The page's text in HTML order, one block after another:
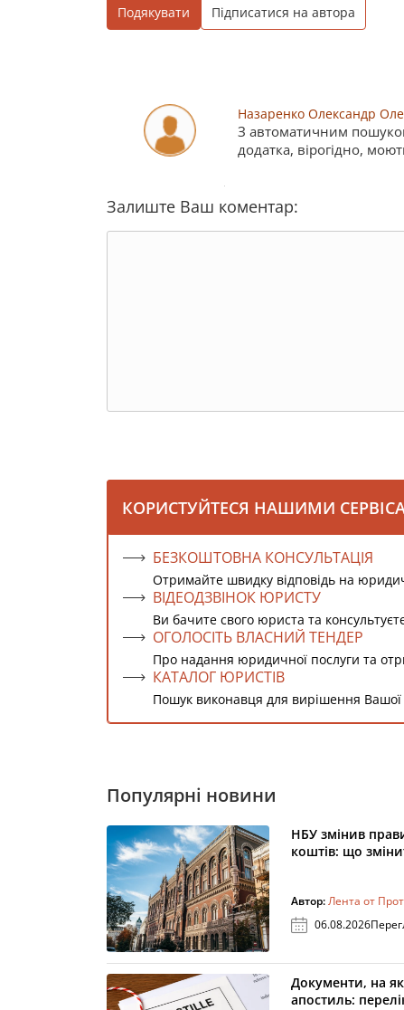
Подякувати Підписатися на автора
Назаренко Олександр
З автоматичним
додатка, вірогідно,
Залиште Ваш коментар:
КОРИСТУЙТЕСЯ НАШИМИ
БЕЗКОШТОВНА КОНСУЛЬТАЦІЯ
Отримайте швидку відповідь на
ВІДЕОДЗВІНОК ЮРИСТУ
Ви бачите свого юриста та
ОГОЛОСІТЬ ВЛАСНИЙ ТЕНДЕР
Про надання юридичної послуги та
КАТАЛОГ ЮРИСТІВ
Пошук виконавця для вирішення
Популярні новини
НБУ змінив
коштів: що
Автор:Лента от
06.08.2026
Документи, на
апостиль: